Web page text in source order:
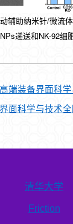
辅助纳米针/微流
递送和NK-92细
面科学与技术全国重点实验
技术全国重点实验室在基于胶体
清华大学
Friction